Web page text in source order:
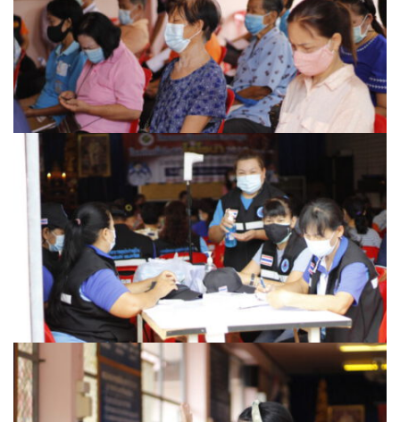
แวนด้านวดไทยเพื่อสุขภาพ
นโยบายความเป็นส่วนตัว
บริการออนไลน์ ESERVICE
บุคลากร
กองการศึกษา
กองคลัง
กองช่าง
กองยุทธศาสตร์และงบประมาณ
กองสาธารณสุขและสิ่งแวดล้อม
สำนักปลัดเทศบาล